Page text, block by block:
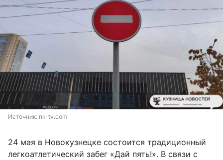
Источник: nk-tv.com
24 мая в Новокузнецке состоится традиционный
легкоатлетический забег «Дай пять!». В связи с